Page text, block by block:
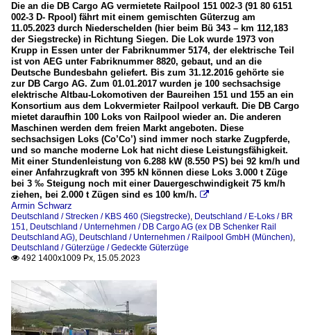
Die an die DB Cargo AG vermietete Railpool 151 002-3 (91 80 6151
002-3 D- Rpool) fährt mit einem gemischten Güterzug am
11.05.2023 durch Niederschelden (hier beim Bü 343 – km 112,183
der Siegstrecke) in Richtung Siegen. Die Lok wurde 1973 von
Krupp in Essen unter der Fabriknummer 5174, der elektrische Teil
ist von AEG unter Fabriknummer 8820, gebaut, und an die
Deutsche Bundesbahn geliefert. Bis zum 31.12.2016 gehörte sie
zur DB Cargo AG. Zum 01.01.2017 wurden je 100 sechsachsige
elektrische Altbau-Lokomotiven der Baureihen 151 und 155 an ein
Konsortium aus dem Lokvermieter Railpool verkauft. Die DB Cargo
mietet daraufhin 100 Loks von Railpool wieder an. Die anderen
Maschinen werden dem freien Markt angeboten. Diese
sechsachsigen Loks (Co’Co’) sind immer noch starke Zugpferde,
und so manche moderne Lok hat nicht diese Leistungsfähigkeit.
Mit einer Stundenleistung von 6.288 kW (8.550 PS) bei 92 km/h und
einer Anfahrzugkraft von 395 kN können diese Loks 3.000 t Züge
bei 3 ‰ Steigung noch mit einer Dauergeschwindigkeit 75 km/h
ziehen, bei 2.000 t Zügen sind es 100 km/h. 
Armin Schwarz
Deutschland / Strecken / KBS 460 (Siegstrecke), Deutschland / E-Loks / BR
151, Deutschland / Unternehmen / DB Cargo AG (ex DB Schenker Rail
Deutschland AG), Deutschland / Unternehmen / Railpool GmbH (München),
Deutschland / Güterzüge / Gedeckte Güterzüge
 492 1400x1009 Px, 15.05.2023